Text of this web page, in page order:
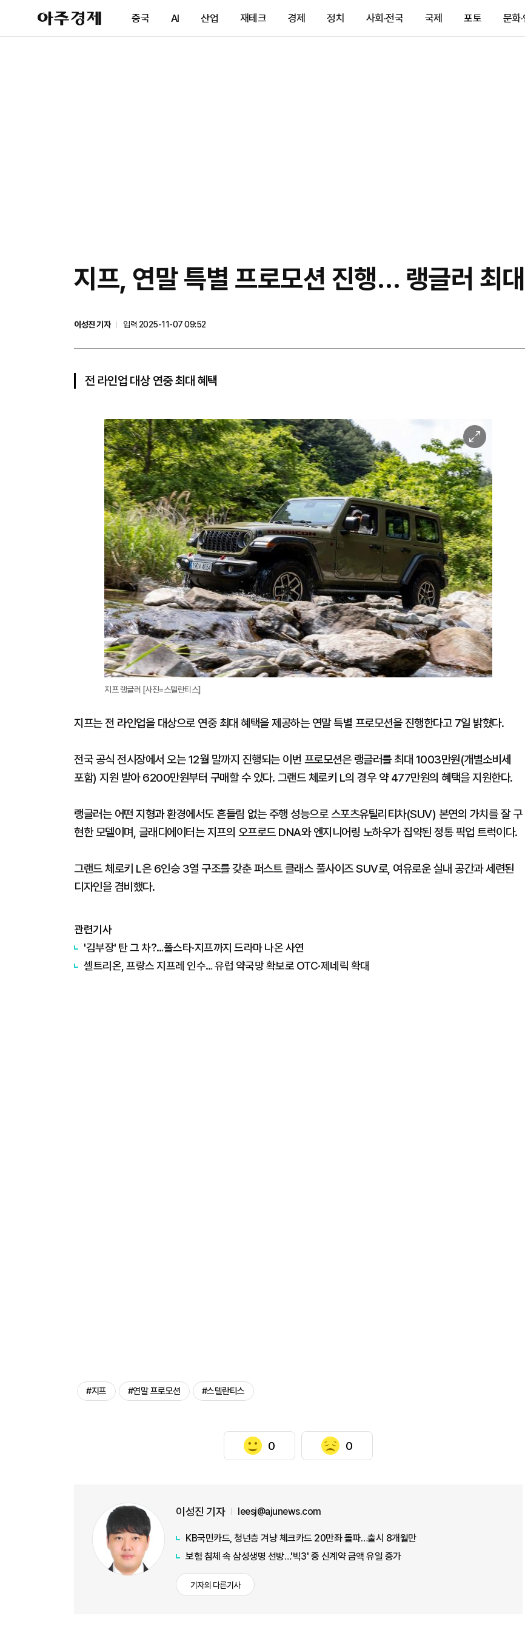
아
주
제
중국 AI 산업 재테크 경제 정치 사회·전국 국제 포토 문화·
지프, 연말 특별 프로모션 진행… 랭글러 최
이성진 기자
입력 2025-11-07 09:52
전 라인업 대상 연중 최대 혜택
이
미
지
확
대
지프 랭글러 [사진=스텔란티스]
지프는 전 라인업을 대상으로 연중 최대 혜택을 제공하는 연말 특별 프로모션을 진행한다고 7일 밝혔다.
전국 공식 전시장에서 오는 12월 말까지 진행되는 이번 프로모션은 랭글러를 최대 1003만원(개별소비세
포함) 지원 받아 6200만원부터 구매할 수 있다. 그랜드 체로키 L의 경우 약 477만원의 혜택을 지원한다.
랭글러는 어떤 지형과 환경에서도 흔들림 없는 주행 성능으로 스포츠유틸리티차(SUV) 본연의 가치를 잘 구
현한 모델이며, 글래디에이터는 지프의 오프로드 DNA와 엔지니어링 노하우가 집약된 정통 픽업 트럭이다.
그랜드 체로키 L은 6인승 3열 구조를 갖춘 퍼스트 클래스 풀사이즈 SUV로, 여유로운 실내 공간과 세련된
디자인을 겸비했다.
관련기사
'김부장' 탄 그 차?…폴스타·지프까지 드라마 나온 사연
셀트리온, 프랑스 지프레 인수… 유럽 약국망 확보로 OTC·제네릭 확대
#지프 #연말 프로모션 #스텔란티스
0 0
이성진 기자 leesj@ajunews.com
KB국민카드, 청년층 겨냥 체크카드 20만좌 돌파…출시 8개월만
보험 침체 속 삼성생명 선방…'빅3' 중 신계약 금액 유일 증가
기자의 다른기사